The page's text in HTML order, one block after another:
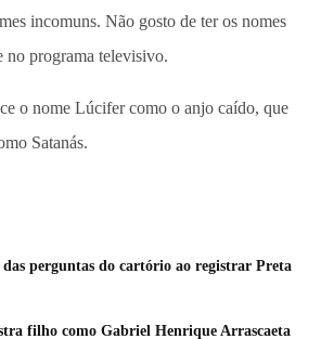
incomuns. Não gosto de ter os nomes
no programa televisivo.
o nome Lúcifer como o anjo caído, que
Satanás.
perguntas do cartório ao registrar Preta
filho como Gabriel Henrique Arrascaeta